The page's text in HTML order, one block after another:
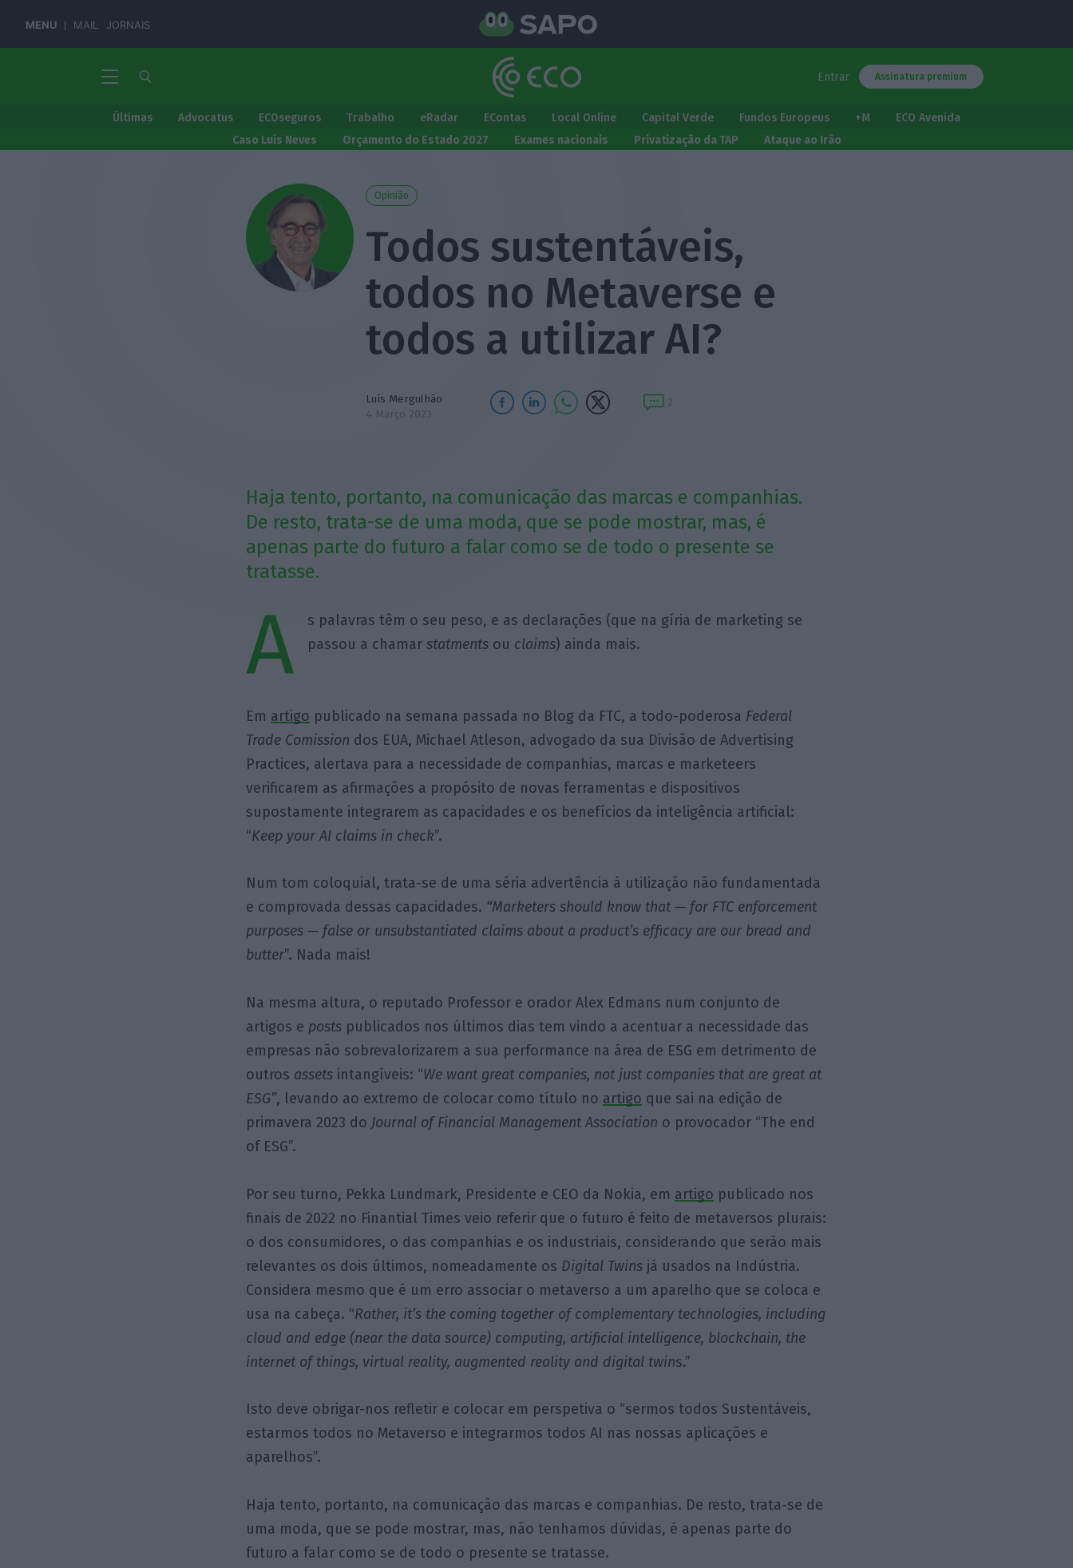
MENU MAIL JORNAIS
Entrar Assinatura premium
Últimas Advocatus ECOseguros Trabalho eRadar EContas Local Online Capital Verde Fundos Europeus +M
ECO Avenida
Caso Luís Neves
Orçamento do Estado 2027 Exames nacionais Privatização da TAP Ataque ao Irão
Opinião
Todos sustentáveis,
todos no Metaverse e
todos a utilizar AI?
Luís Mergulhão
4 Março 2023
2
Haja tento, portanto, na comunicação das marcas e companhias.
De resto, trata-se de uma moda, que se pode mostrar, mas, é
apenas parte do futuro a falar como se de todo o presente se
tratasse.
A
s palavras têm o seu peso, e as declarações (que na gíria de marketing se
passou a chamarstatments ou claims) ainda mais.
Em artigo publicado na semana passada no Blog da FTC, a todo-poderosa Federal
Trade Comission dos EUA, Michael Atleson, advogado da sua Divisão de Advertising
Practices, alertava para a necessidade de companhias, marcas e marketeers
verificarem as afirmações a propósito de novas ferramentas e dispositivos
supostamente integrarem as capacidades e os benefícios da inteligência artificial:
“Keep your AI claims in check”.
Num tom coloquial, trata-se de uma séria advertência à utilização não fundamentada
e comprovada dessas capacidades. “Marketers should know that — for FTC enforcement
purposes — false or unsubstantiated claims about a product’s efficacy are our bread and
butter”. Nada mais!
Na mesma altura, o reputado Professor e orador Alex Edmans num conjunto de
artigos e posts publicados nos últimos dias tem vindo a acentuar a necessidade das
empresas não sobrevalorizarem a sua performance na área de ESG em detrimento de
outros assets intangíveis: “We want great companies, not just companies that are great at
ESG”, levando ao extremo de colocar como título no artigo que sai na edição de
primavera 2023 do Journal of Financial Management Association o provocador “The end
of ESG”.
Por seu turno, Pekka Lundmark, Presidente e CEO da Nokia, em artigo publicado nos
finais de 2022 no Finantial Times veio referir que o futuro é feito de metaversos plurais:
o dos consumidores, o das companhias e os industriais, considerando que serão mais
relevantes os dois últimos, nomeadamente os Digital Twins já usados na Indústria.
Considera mesmo que é um erro associar o metaverso a um aparelho que se coloca e
usa na cabeça. “Rather, it’s the coming together of complementary technologies, including
cloud and edge (near the data source) computing, artificial intelligence, blockchain, the
internet of things, virtual reality, augmented reality and digital twins.”
Isto deve obrigar-nos refletir e colocar em perspetiva o “sermos todos Sustentáveis,
estarmos todos no Metaverso e integrarmos todos AI nas nossas aplicações e
aparelhos”.
Haja tento, portanto, na comunicação das marcas e companhias. De resto, trata-se de
uma moda, que se pode mostrar, mas, não tenhamos dúvidas, é apenas parte do
futuro a falar como se de todo o presente se tratasse.